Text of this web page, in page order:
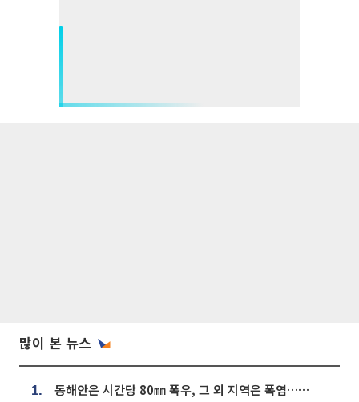
많이 본 뉴스
1. 동해안은 시간당 80㎜ 폭우, 그 외 지역은 폭염…‘극과 극 날씨’